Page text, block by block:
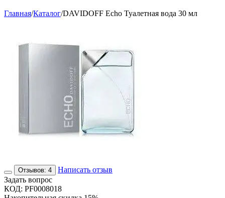
Главная/Каталог/DAVIDOFF Echo Туалетная вода 30 мл
Отзывов: 4
Написать отзыв
Задать вопрос
КОД: PF0008018